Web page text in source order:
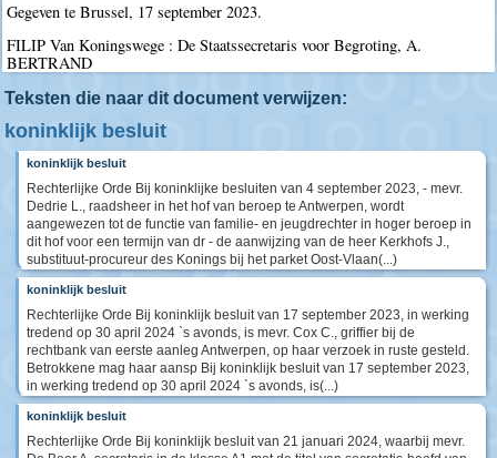
Gegeven te Brussel, 17 september 2023.
FILIP Van Koningswege : De Staatssecretaris voor Begroting, A.
BERTRAND
Teksten die naar dit document verwijzen:
koninklijk besluit
koninklijk besluit
Rechterlijke Orde Bij koninklijke besluiten van 4 september 2023, - mevr.
Dedrie L., raadsheer in het hof van beroep te Antwerpen, wordt
aangewezen tot de functie van familie- en jeugdrechter in hoger beroep in
dit hof voor een termijn van dr - de aanwijzing van de heer Kerkhofs J.,
substituut-procureur des Konings bij het parket Oost-Vlaan(...)
koninklijk besluit
Rechterlijke Orde Bij koninklijk besluit van 17 september 2023, in werking
tredend op 30 april 2024 `s avonds, is mevr. Cox C., griffier bij de
rechtbank van eerste aanleg Antwerpen, op haar verzoek in ruste gesteld.
Betrokkene mag haar aansp Bij koninklijk besluit van 17 september 2023,
in werking tredend op 30 april 2024 `s avonds, is(...)
koninklijk besluit
Rechterlijke Orde Bij koninklijk besluit van 21 januari 2024, waarbij mevr.